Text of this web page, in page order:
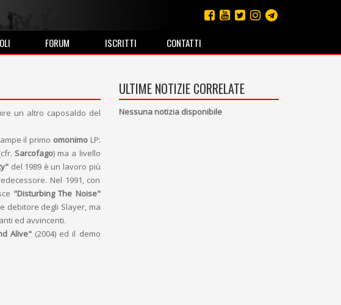
FORUM ISCRITTI CONTATTI
un altro caposaldo del
il primo omonimoLP:
Sarcofago) ma a livello
del 1989 è un lavoro più
Nel 1991, con
"Disturbing The Noise"
debitore degli Slayer, ma
ed avvincenti.
Alive" (2004) ed il demo
ULTIME NOTIZIE CORRELATE
Nessuna notizia disponibile